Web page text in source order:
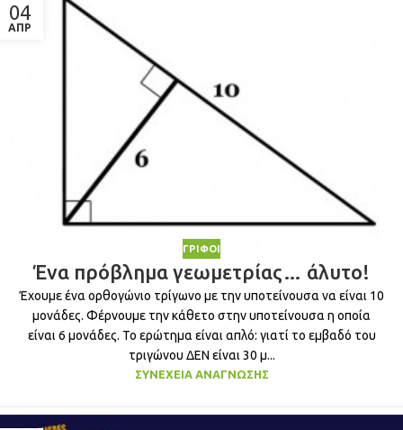
04
ΑΠΡ
ΓΡΊΦΟΙ
Ένα πρόβλημα γεωμετρίας… άλυτο!
Έχουμε ένα ορθογώνιο τρίγωνο με την υποτείνουσα να είναι 10
μονάδες. Φέρνουμε την κάθετο στην υποτείνουσα η οποία
είναι 6 μονάδες. Το ερώτημα είναι απλό: γιατί το εμβαδό του
τριγώνου ΔΕΝ είναι 30 μ...
ΣΥΝΈΧΕΙΑ ΑΝΆΓΝΩΣΗΣ